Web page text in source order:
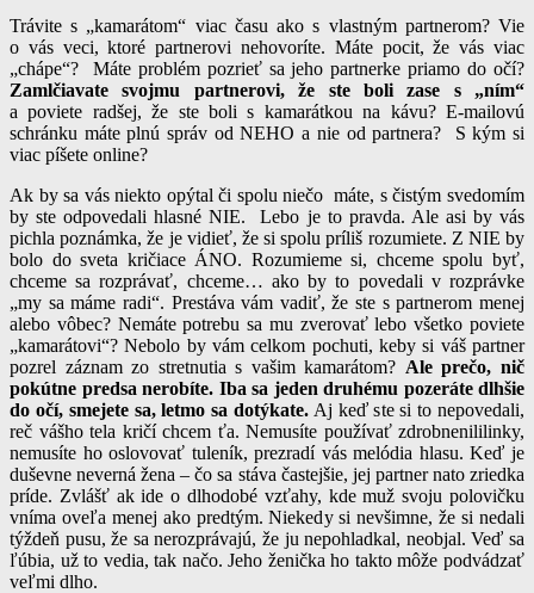
Trávite s „kamarátom“ viac času ako s vlastným partnerom? Vie
o vás veci, ktoré partnerovi nehovoríte. Máte pocit, že vás viac
„chápe“? Máte problém pozrieť sa jeho partnerke priamo do očí?
Zamlčiavate svojmu partnerovi, že ste boli zase s „ním“
a poviete radšej, že ste boli s kamarátkou na kávu? E-mailovú
schránku máte plnú správ od NEHO a nie od partnera? S kým si
viac píšete online?
Ak by sa vás niekto opýtal či spolu niečo máte, s čistým svedomím
by ste odpovedali hlasné NIE. Lebo je to pravda. Ale asi by vás
pichla poznámka, že je vidieť, že si spolu príliš rozumiete. Z NIE by
bolo do sveta kričiace ÁNO. Rozumieme si, chceme spolu byť,
chceme sa rozprávať, chceme… ako by to povedali v rozprávke
„my sa máme radi“. Prestáva vám vadiť, že ste s partnerom menej
alebo vôbec? Nemáte potrebu sa mu zverovať lebo všetko poviete
„kamarátovi“? Nebolo by vám celkom pochuti, keby si váš partner
pozrel záznam zo stretnutia s vašim kamarátom? Ale prečo, nič
pokútne predsa nerobíte. Iba sa jeden druhému pozeráte dlhšie
do očí, smejete sa, letmo sa dotýkate. Aj keď ste si to nepovedali,
reč vášho tela kričí chcem ťa. Nemusíte používať zdrobnenililinky,
nemusíte ho oslovovať tuleník, prezradí vás melódia hlasu. Keď je
duševne neverná žena – čo sa stáva častejšie, jej partner nato zriedka
príde. Zvlášť ak ide o dlhodobé vzťahy, kde muž svoju polovičku
vníma oveľa menej ako predtým. Niekedy si nevšimne, že si nedali
týždeň pusu, že sa nerozprávajú, že ju nepohladkal, neobjal. Veď sa
ľúbia, už to vedia, tak načo. Jeho ženička ho takto môže podvádzať
veľmi dlho.